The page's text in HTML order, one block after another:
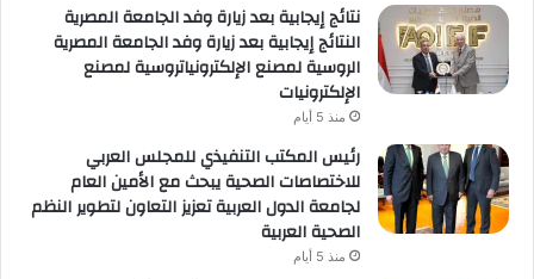
نتائج إيجابية بعد زيارة وفد الجامعة المصرية
النتائج إيجابية بعد زيارة وفد الجامعة المصرية
الروسية لمصنع الإلكترونياتروسية لمصنع
الإلكترونيات
منذ 5 أيام
رئيس المكتب التنفيذي للمجلس العربي
للاختصاصات الصحية يبحث مع الأمين العام
لجامعة الدول العربية تعزيز التعاون لتطوير النظم
الصحية العربية
منذ 5 أيام